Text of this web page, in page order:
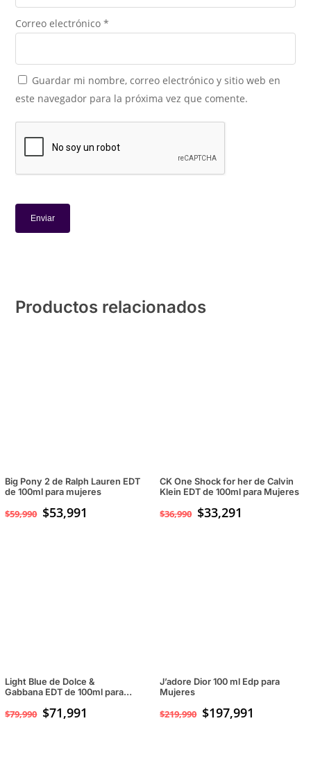
Correo electrónico*
Guardar mi nombre, correo electrónico y sitio web en
este navegador para la próxima vez que comente.
Productos relacionados
Big Pony 2 de Ralph Lauren EDT
de 100ml para mujeres
$59,990 $53,991
CK One Shock for her de Calvin
Klein EDT de 100ml para Mujeres
$36,990 $33,291
Light Blue de Dolce &
Gabbana EDT de 100ml para
$79,990 $71,991
J’adore Dior 100 ml Edp para
Mujeres
$219,990 $197,991